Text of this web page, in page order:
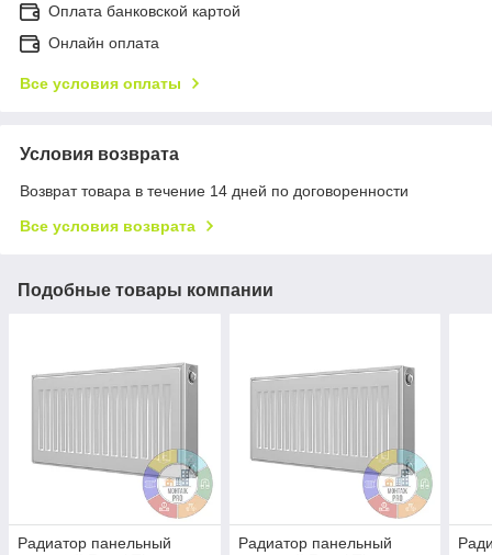
Оплата банковской картой
Онлайн оплата
Все условия оплаты
Условия возврата
Возврат товара в течение 14 дней по договоренности
Все условия возврата
Подобные товары компании
Радиатор панельный
Радиатор панельный